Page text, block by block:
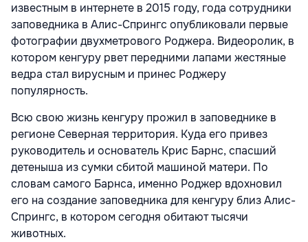
известным в интернете в 2015 году, года сотрудники
заповедника в Алис-Спрингс опубликовали первые
фотографии двухметрового Роджера. Видеоролик, в
котором кенгуру рвет передними лапами жестяные
ведра стал вирусным и принес Роджеру
популярность.
Всю свою жизнь кенгуру прожил в заповеднике в
регионе Северная территория. Куда его привез
руководитель и основатель Крис Барнс, спасший
детеныша из сумки сбитой машиной матери. По
словам самого Барнса, именно Роджер вдохновил
его на создание заповедника для кенгуру близ Алис-
Спрингс, в котором сегодня обитают тысячи
животных.